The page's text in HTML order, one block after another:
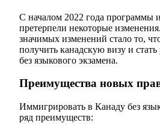
С началом 2022 года программы
претерпели некоторые
значимых изменений стало то,
получить канадскую визу и
без языкового экзамена.
Преимущества новых
Иммигрировать в Канаду без
ряд преимуществ: